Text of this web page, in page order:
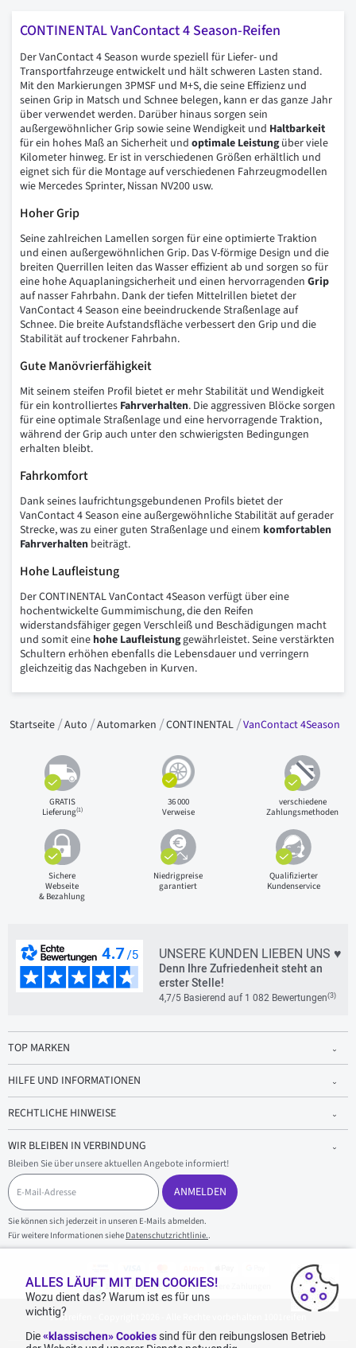
CONTINENTAL VanContact 4 Season-Reifen
Der VanContact 4 Season wurde speziell für Liefer- und
Transportfahrzeuge entwickelt und hält schweren Lasten stand.
Mit den Markierungen 3PMSF und M+S, die seine Effizienz und
seinen Grip in Matsch und Schnee belegen, kann er das ganze Jahr
über verwendet werden. Darüber hinaus sorgen sein
außergewöhnlicher Grip sowie seine Wendigkeit und Haltbarkeit
für ein hohes Maß an Sicherheit und optimale Leistungüber viele
Kilometer hinweg. Er ist in verschiedenen Größen erhältlich und
eignet sich für die Montage auf verschiedenen Fahrzeugmodellen
wie Mercedes Sprinter, Nissan NV200 usw.
Hoher Grip
Seine zahlreichen Lamellen sorgen für eine optimierte Traktion
und einen außergewöhnlichen Grip. Das V-förmige Design und die
breiten Querrillen leiten das Wasser effizient ab und sorgen so für
eine hohe Aquaplaningsicherheit und einen hervorragenden Grip
auf nasser Fahrbahn. Dank der tiefen Mittelrillen bietet der
VanContact 4 Season eine beeindruckende Straßenlage auf
Schnee. Die breite Aufstandsfläche verbessert den Grip und die
Stabilität auf trockener Fahrbahn.
Gute Manövrierfähigkeit
Mit seinem steifen Profil bietet er mehr Stabilität und Wendigkeit
für ein kontrolliertes Fahrverhalten. Die aggressiven Blöcke sorgen
für eine optimale Straßenlage und eine hervorragende Traktion,
während der Grip auch unter den schwierigsten Bedingungen
erhalten bleibt.
Fahrkomfort
Dank seines laufrichtungsgebundenen Profils bietet der
VanContact 4 Season eine außergewöhnliche Stabilität auf gerader
Strecke, was zu einer guten Straßenlage und einem komfortablen
Fahrverhalten beiträgt.
Hohe Laufleistung
Der CONTINENTAL VanContact 4Season verfügt über eine
hochentwickelte Gummimischung, die den Reifen
widerstandsfähiger gegen Verschleiß und Beschädigungen macht
und somit eine hohe Laufleistunggewährleistet. Seine verstärkten
Schultern erhöhen ebenfalls die Lebensdauer und verringern
gleichzeitig das Nachgeben in Kurven.
Startseite Auto Automarken CONTINENTAL VanContact 4Season
GRATIS
Lieferung(1)
36 000
Verweise
verschiedene
Zahlungsmethoden
Sichere
Webseite
& Bezahlung
Niedrigpreise
garantiert
Qualifizierter
Kundenservice
UNSERE KUNDEN LIEBEN UNS ♥
Denn Ihre Zufriedenheit steht an
erster Stelle!
4,7/5 Basierend auf 1 082 Bewertungen(3)
TOP MARKEN
HILFE UND INFORMATIONEN
RECHTLICHE HINWEISE
WIR BLEIBEN IN VERBINDUNG
Bleiben Sie über unsere aktuellen Angebote informiert!
E
-
M
a
i
l
ANMELDEN
Sie können sich jederzeit in unseren E-Mails abmelden.
Für weitere Informationen siehe Datenschutzrichtlinie..
100 % sicherer Einkauf und sichere Zahlungen
1001reifen - Copyright 2026 - Alle Rechte vorbehalten 1001reifen
ALLES LÄUFT MIT DEN COOKIES!
Wozu dient das? Warum ist es für uns
wichtig?
Die«klassischen» Cookiessind für den reibungslosen Betrieb